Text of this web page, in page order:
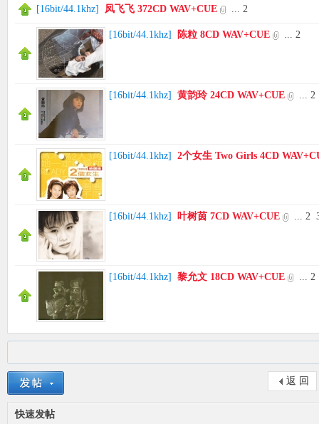
[16bit/44.1khz] 凤飞飞 372CD WAV+CUE ... 2
[16bit/44.1khz] 陈粒 8CD WAV+CUE ... 2
[16bit/44.1khz] 黄韵玲 24CD WAV+CUE ... 2
[16bit/44.1khz] 2个女生 Two Girls 4CD
[16bit/44.1khz] 叶树茵 7CD WAV+CUE ... 2
[16bit/44.1khz] 黎允文 18CD WAV+CUE ... 2
返 回
快速发帖